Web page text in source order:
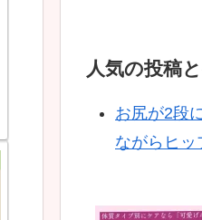
人気の投稿
お尻が2段
ながらヒッ